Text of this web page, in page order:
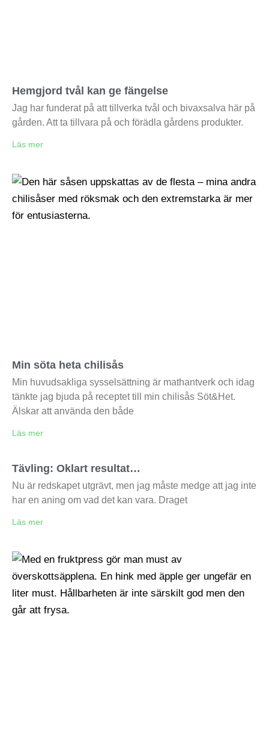
Hemgjord tvål kan ge fängelse
Jag har funderat på att tillverka tvål och bivaxsalva här på
gården. Att ta tillvara på och förädla gårdens produkter.
Läs mer
Min söta heta chilisås
Min huvudsakliga sysselsättning är mathantverk och idag
tänkte jag bjuda på receptet till min chilisås Söt&Het.
Älskar att använda den både
Läs mer
Tävling: Oklart resultat…
Nu är redskapet utgrävt, men jag måste medge att jag inte
har en aning om vad det kan vara. Draget
Läs mer